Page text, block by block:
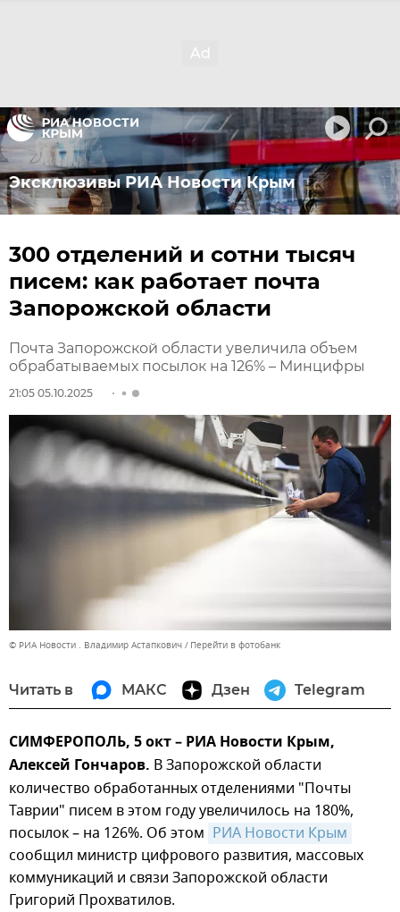
Эксклюзивы РИА Новости Крым
300 отделений и сотни тысяч
писем: как работает почта
Запорожской области
Почта Запорожской области увеличила объем
обрабатываемых посылок на 126% – Минцифры
21:05 05.10.2025
© РИА Новости . Владимир Астапкович Перейти в фотобанк
Читать в МАКС Дзен Telegram
СИМФЕРОПОЛЬ, 5 окт – РИА Новости Крым,
Алексей Гончаров. В Запорожской области
количество обработанных отделениями "Почты
Таврии" писем в этом году увеличилось на 180%,
посылок – на 126%. Об этом РИА Новости Крым
сообщил министр цифрового развития, массовых
коммуникаций и связи Запорожской области
Григорий Прохватилов.